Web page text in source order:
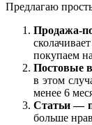
Предлагаю
Продажа-
покупаем
Постовые
в этом
менее 6
Статьи —
больше